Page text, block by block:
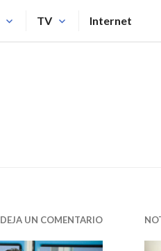
TV Internet
DEJA UN COMENTARIO